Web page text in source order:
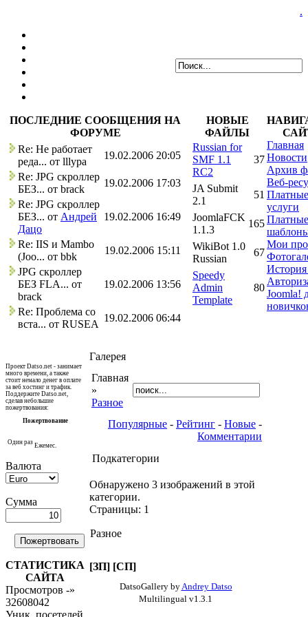
.
ПОСЛЕДНИЕ СООБЩЕНИЯ НА
ФОРУМЕ
Re: Не работает
реда... от lllypa
19.02.2006 20:05
Re: JPG скроллер
БЕЗ... от brack
19.02.2006 17:03
Re: JPG скроллер
БЕЗ... от Андрей
Дацо
19.02.2006 16:49
Re: IIS и Mambo
(Joo... от bbk
19.02.2006 15:11
JPG скроллер
БЕЗ FLA... от
brack
19.02.2006 13:56
Re: Проблема со
вста... от RUSEA
19.02.2006 06:44
НОВЫЕ
ФАЙЛЫ
Russian for
SMF 1.1
RC2
37
JA Submit
2.1
51
JoomlaFCK
1.1.3
165
WikiBot 1.0
Russian
67
Speedy
Admin
Template
80
Проект Datso.net - занимает
много времени, а также
стоит немало денег в оплате
за веб хостинг и трафик.
Поддержите Datso.net,
сделав небольшие
пожертвования:
Пожертвование
Один раз Ежемес.
Валюта
Сумма
СТАТИСТИКА
САЙТА
Просмотров -»
32608042
Уник. посетелей
Галерея
Главная
»
Разное
Популярные - Рейтинг - Новые -
Комментарии
Подкатегории
Обнаружено 3 изображений в этой
категории.
Страницы: 1
Разное
[ЗП] [СП]
DatsoGallery byAndrey Datso
Multilingual v1.3.1
Главная
Новости
Архив
Веб-
Платные
услуги
Платные
Мои
История
Joomla!